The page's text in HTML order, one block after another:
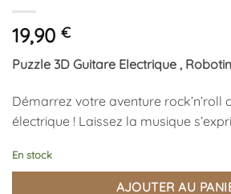
19,90 €
Puzzle 3D Guitare Electrique ,
Démarrez votre aventure rock’n’roll
électrique ! Laissez la musique
En stock
AJOUTER AU